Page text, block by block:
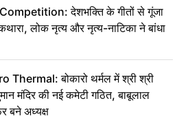
देशभक्ति के गीतों से गूंजा
लोक नृत्य और नृत्य-नाटिका ने बांधा
Thermal: बोकारो थर्मल में श्री श्री
मंदिर की नई कमेटी गठित, बाबूलाल
बने अध्यक्ष